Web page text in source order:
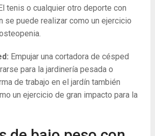
tenis o cualquier otro deporte con
se puede realizar como un ejercicio
Empujar una cortadora de césped
para la jardinería pesada o
de trabajo en el jardín también
un ejercicio de gran impacto para la